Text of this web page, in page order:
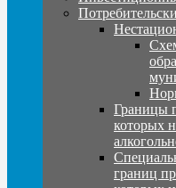
Границы
которых
границ